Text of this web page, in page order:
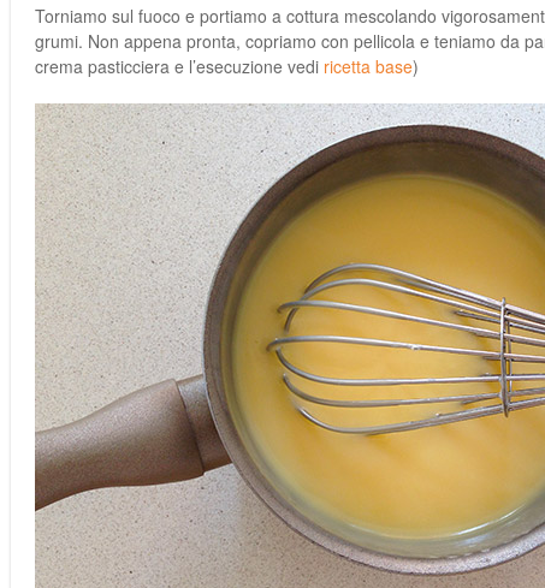
Torniamo sul fuoco e portiamo a cottura mescolando
grumi. Non appena pronta, copriamo con pellicola e teniamo da
crema pasticciera e l’esecuzione vedi ricetta base)